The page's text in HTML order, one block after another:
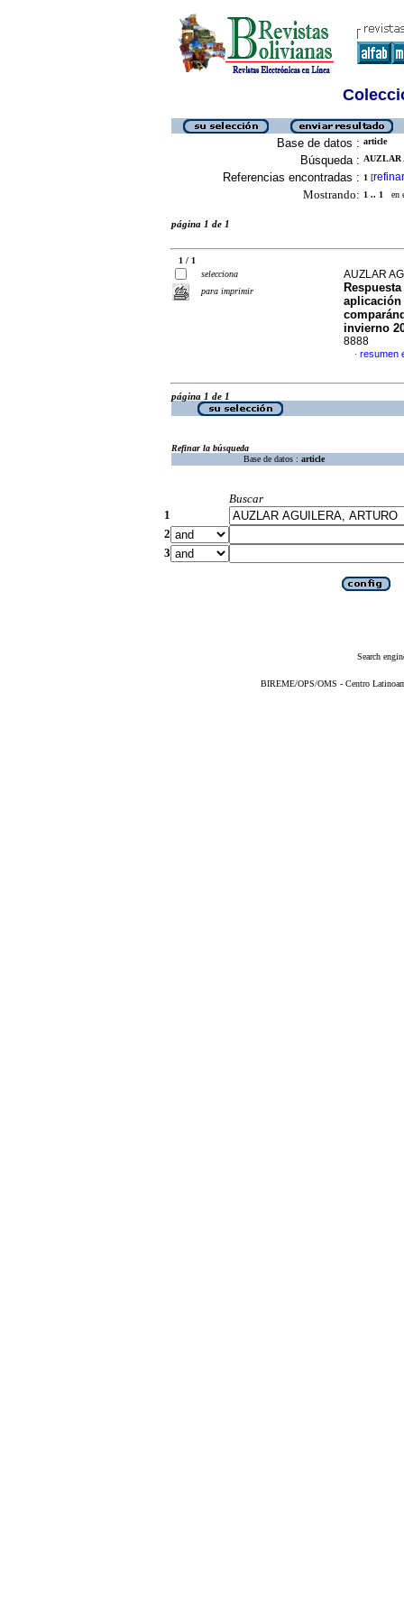
Base de datos : article
Búsqueda : AUZLAR
Referencias encontradas : 1 [refinar
Mostrando: 1 .. 1 en
página 1 de 1
1 / 1
selecciona
para imprimir
AUZLAR
aplicación
invierno
8888
· resumen
página 1 de 1
Refinar la búsqueda
Base de datos : article
Buscar
1
2
3
Search
BIREME/OPS/OMS - Centro